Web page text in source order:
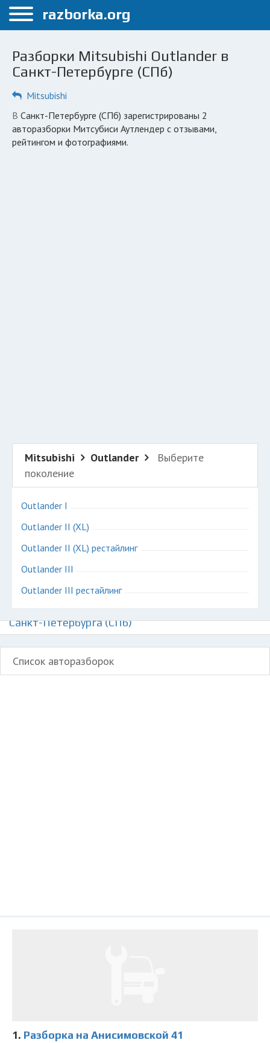
Меню
Санкт-Петербург
Автосервисы
Разборки Mitsubishi Outlander в
Санкт-Петербурге (СПб)
Mitsubishi
в Санкт-Петербурге (СПб) зарегистрированы 2
авторазборки Митсубиси Аутлендер с отзывами,
рейтингом и фотографиями.
Mitsubishi Outlander
Выберите
поколение
Outlander I
Outlander II (XL)
Outlander II (XL) рестайлинг
Outlander III
Outlander III рестайлинг
Санкт-Петербурга (СПб)
Список авторазборок
1. Разборка на Анисимовской 41
razborka.org